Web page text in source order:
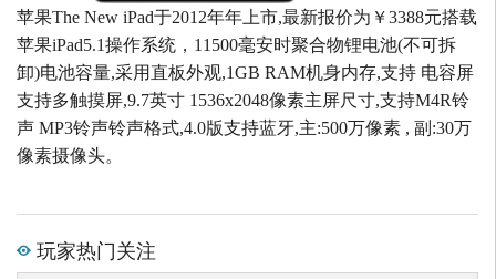
苹果The New iPad于2012年年上市,最新报价为￥3388元搭载
苹果iPad5.1操作系统，11500毫安时聚合物锂电池(不可拆
卸)电池容量,采用直板外观,1GB RAM机身内存,支持 电容屏
支持多触摸屏,9.7英寸 1536x2048像素主屏尺寸,支持M4R铃
声 MP3铃声铃声格式,4.0版支持蓝牙,主:500万像素 , 副:30万
像素摄像头。
玩家热门关注